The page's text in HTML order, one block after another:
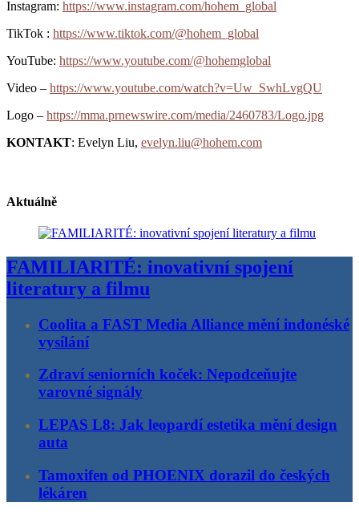
Instagram: https://www.instagram.com/hohem_global
TikTok : https://www.tiktok.com/@hohem_global
YouTube: https://www.youtube.com/@hohemglobal
Video – https://www.youtube.com/watch?v=Uw_SwhLvgQU
Logo – https://mma.prnewswire.com/media/2460783/Logo.jpg
KONTAKT: Evelyn Liu, evelyn.liu@hohem.com
Aktuálně
FAMILIARITÉ: inovativní spojení
literatury a filmu
Coolita a FAST Media Alliance mění indonéské
vysílání
Zdraví seniorních koček: Nepodceňujte
varovné signály
LEPAS L8: Jak leopardí estetika mění design
auta
Tamoxifen od PHOENIX dorazil do českých
lékáren